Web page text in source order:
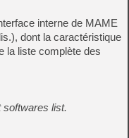
interne de MAME
dont la caractéristique
la liste complète des
list.